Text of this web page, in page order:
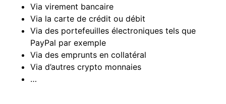
Via virement bancaire
Via la carte de crédit ou débit
Via des portefeuilles électroniques tels que
PayPal par exemple
Via des emprunts en collatéral
Via d’autres crypto monnaies
…